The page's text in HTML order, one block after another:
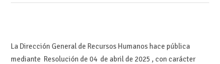
La Dirección General de Recursos Humanos hace pública
mediante Resolución de 04 de abril de 2025 , con carácter